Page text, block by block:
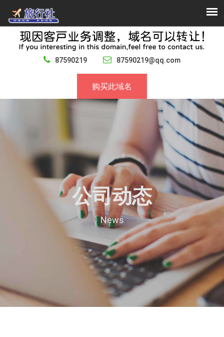
87590219 87590219@qq.com
购买此域名
公司动态
News